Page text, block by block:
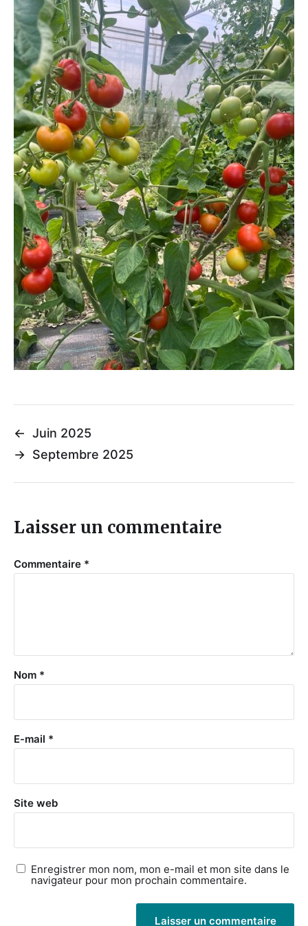
← Juin 2025
→ Septembre 2025
Laisser un commentaire
Commentaire *
Nom *
E-mail *
Site web
Enregistrer mon nom, mon e-mail et mon site dans le
navigateur pour mon prochain commentaire.